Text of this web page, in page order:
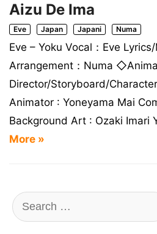
Aizu De Ima
Eve Japan Japani Numa
Eve – Yoku Vocal：Eve
Arrangement：Numa
Director/Storyboard/
Animator : Yoneyama Mai
Background Art : Ozaki Imari
More »
Search
for: